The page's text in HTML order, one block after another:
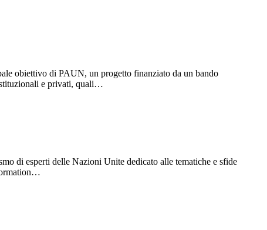
obiettivo di PAUN, un progetto finanziato da un bando
e privati, quali…
di esperti delle Nazioni Unite dedicato alle tematiche e sfide